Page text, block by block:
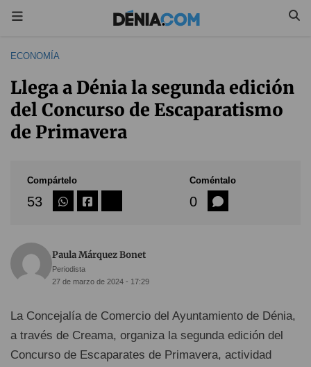
ECONOMÍA
Llega a Dénia la segunda edición
del Concurso de Escaparatismo
de Primavera
Compártelo
53
Coméntalo
0
Paula Márquez Bonet
Periodista
27 de marzo de 2024 - 17:29
La Concejalía de Comercio del Ayuntamiento de Dénia,
a través de Creama, organiza la segunda edición del
Concurso de Escaparates de Primavera, actividad